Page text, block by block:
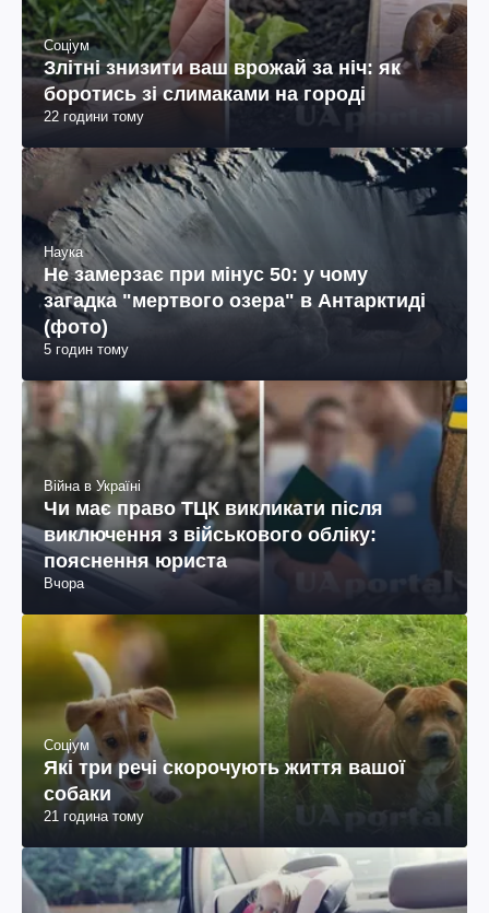
Соціум
Злітні знизити ваш врожай за ніч: як
боротись зі слимаками на городі
22 години тому
Наука
Не замерзає при мінус 50: у чому
загадка "мертвого озера" в Антарктиді
(фото)
5 годин тому
Війна в Україні
Чи має право ТЦК викликати після
виключення з військового обліку:
пояснення юриста
Вчора
Соціум
Які три речі скорочують життя вашої
собаки
21 година тому